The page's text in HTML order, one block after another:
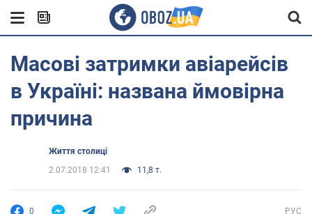
Масові затримки авіарейсів
в Україні: названа ймовірна
причина
Життя столиці
2.07.2018 12:41
11,8 т.
0 РУС